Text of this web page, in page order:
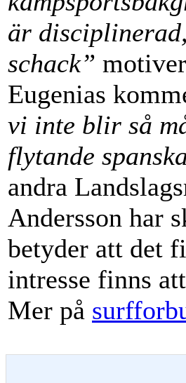
är
schack”
Eugenias
vi inte blir så
flytande
andra
Andersson har
betyder att det
intresse finns
Mer på